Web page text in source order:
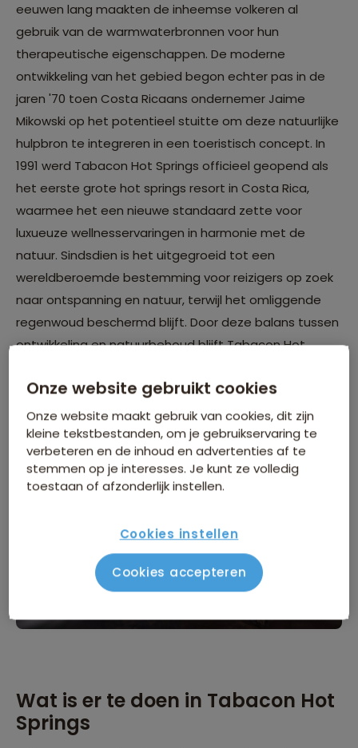
eeuwen lang maakten de inheemse volkeren al
gebruik van de warmwaterbronnen voor hun
therapeutische eigenschappen. De moderne
ontwikkeling van het gebied begon echter pas in de
jaren '70 toen Costa Ricaans ondernemer Jaime
Mikowski op het potentieel stuitte om deze natuurlijke
hulpbron te integreren in een toeristisch concept. In
1991 werd Tabacon Hot Springs officieel geopend als
het eerste grote hot springs resort in Costa Rica,
waarmee het een nieuwe standaard zette voor
luxueuze wellnesservaringen in harmonie met de
natuur. Sindsdien is het uitgegroeid tot een
wereldberoemde bestemming voor reizigers op zoek
naar ontspanning en natuur, terwijl het omliggende
regenwoud beschermd blijft. Door deze balans tussen
ontwikkeling en natuurbehoud blijft Tabacon Hot
toerisme in het hart van Costa Rica.
Wat is er te doen in Tabacon Hot
Springs
Onze website gebruikt cookies
Onze website maakt gebruik van cookies, dit zijn
kleine tekstbestanden, om je gebruikservaring te
verbeteren en de inhoud en advertenties af te
stemmen op je interesses. Je kunt ze volledig
toestaan of afzonderlijk instellen.
Cookies instellen
Cookies accepteren